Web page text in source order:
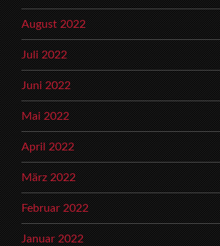
August 2022
Juli 2022
Juni 2022
Mai 2022
April 2022
März 2022
Februar 2022
Januar 2022